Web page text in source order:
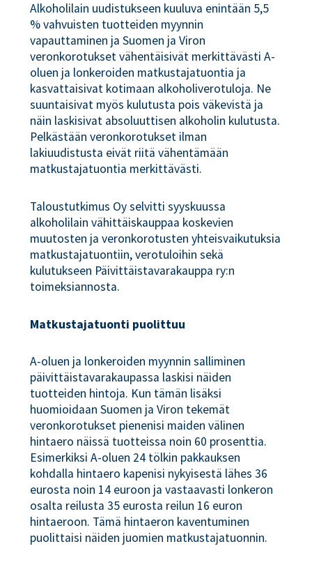
Alkoholilain uudistukseen kuuluva enintään 5,5
% vahvuisten tuotteiden myynnin
vapauttaminen ja Suomen ja Viron
veronkorotukset vähentäisivät merkittävästi A-
oluen ja lonkeroiden matkustajatuontia ja
kasvattaisivat kotimaan alkoholiverotuloja. Ne
suuntaisivat myös kulutusta pois väkevistä ja
näin laskisivat absoluuttisen alkoholin kulutusta.
Pelkästään veronkorotukset ilman
lakiuudistusta eivät riitä vähentämään
matkustajatuontia merkittävästi.
Taloustutkimus Oy selvitti syyskuussa
alkoholilain vähittäiskauppaa koskevien
muutosten ja veronkorotusten yhteisvaikutuksia
matkustajatuontiin, verotuloihin sekä
kulutukseen Päivittäistavarakauppa ry:n
toimeksiannosta.
Matkustajatuonti puolittuu
A-oluen ja lonkeroiden myynnin salliminen
päivittäistavarakaupassa laskisi näiden
tuotteiden hintoja. Kun tämän lisäksi
huomioidaan Suomen ja Viron tekemät
veronkorotukset pienenisi maiden välinen
hintaero näissä tuotteissa noin 60 prosenttia.
Esimerkiksi A-oluen 24 tölkin pakkauksen
kohdalla hintaero kapenisi nykyisestä lähes 36
eurosta noin 14 euroon ja vastaavasti lonkeron
osalta reilusta 35 eurosta reilun 16 euron
hintaeroon. Tämä hintaeron kaventuminen
puolittaisi näiden juomien matkustajatuonnin.